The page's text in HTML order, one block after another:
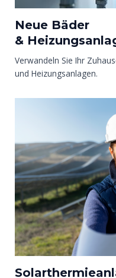
Neue Bäder
&
Verwandeln Sie Ihr
und Heizungsanlagen.